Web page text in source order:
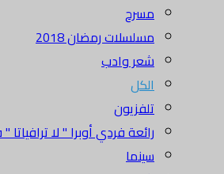
مسرح
مسلسلات رمضان 2018
شعر وادب
الكل
تلفزيون
رائعة فردي أوبرا " لا ترافياتا
سينما